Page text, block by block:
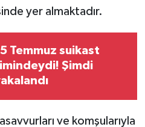
yer almaktadır.
Temmuz suikast
Şimdi
ve komşularıyla